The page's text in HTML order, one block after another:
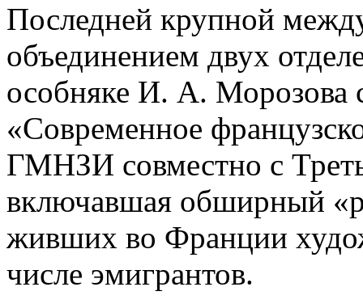
Последней крупной
объединением двух
особняке И. А. Морозова
«Современное
ГМНЗИ совместно с
включавшая обширный
живших во Франции
числе эмигрантов.